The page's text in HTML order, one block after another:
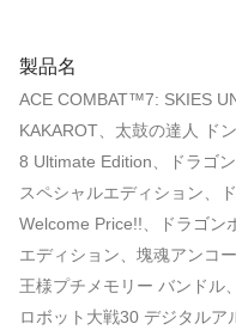
製品名
ACE COMBAT™7: SKIES
KAKAROT、太鼓の達人 ド
8 Ultimate Edition、ドラゴ
スペシャルエディション、
Welcome Price!!、ドラゴン
エディション、塊魂アンコ
王様プチメモリー バンドル
ロボット大戦30 デジタルア